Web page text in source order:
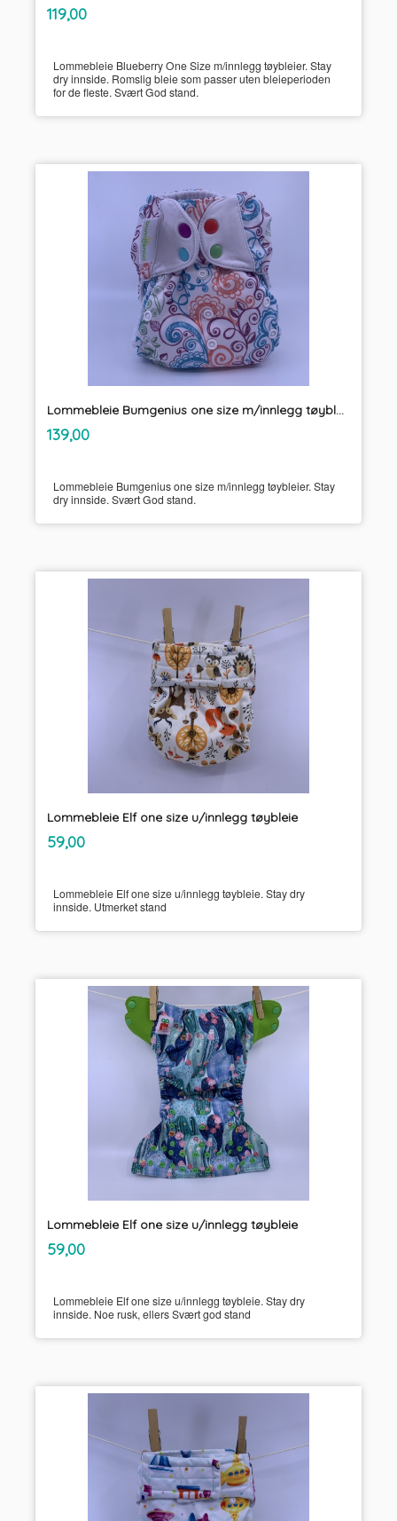
Pris
119,00mva.
Lommebleie Blueberry One Size m/innlegg tøybleier. Stay
dry innside. Romslig bleie som passer uten bleieperioden
for de fleste. Svært God stand.
Lommebleie Bumgenius one size m/innlegg tøybleier
Pris
139,00mva.
Lommebleie Bumgenius one size m/innlegg tøybleier. Stay
dry innside. Svært God stand.
Lommebleie Elf one size u/innlegg tøybleie
Pris
59,00mva.
Lommebleie Elf one size u/innlegg tøybleie. Stay dry
innside. Utmerket stand
Lommebleie Elf one size u/innlegg tøybleie
Pris
59,00mva.
Lommebleie Elf one size u/innlegg tøybleie. Stay dry
innside. Noe rusk, ellers Svært god stand